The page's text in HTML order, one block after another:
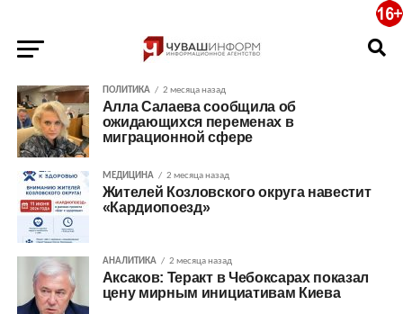
ПОЛИТИКА 2 месяца назад
Алла Салаева сообщила об
ожидающихся переменах в
миграционной сфере
МЕДИЦИНА 2 месяца назад
Жителей Козловского округа навестит
«Кардиопоезд»
АНАЛИТИКА 2 месяца назад
Аксаков: Теракт в Чебоксарах показал
цену мирным инициативам Киева